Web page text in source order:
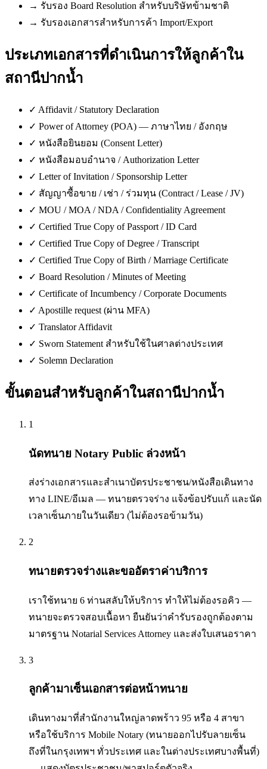
→ รับรอง Board Resolution สำหรับบริษัทข้ามชาติ
→ รับรองเอกสารสำหรับการค้า Import/Export
ประเภทเอกสารที่ดำเนินการให้ลูกค้าใน
สถานีปากน้ำ
✓ Affidavit / Statutory Declaration
✓ Power of Attorney (POA) — ภาษาไทย / อังกฤษ
✓ หนังสือยินยอม (Consent Letter)
✓ หนังสือมอบอำนาจ / Authorization Letter
✓ Letter of Invitation / Sponsorship Letter
✓ สัญญาซื้อขาย / เช่า / ร่วมทุน (Contract / Lease / JV)
✓ MOU / MOA / NDA / Confidentiality Agreement
✓ Certified True Copy of Passport / ID Card
✓ Certified True Copy of Degree / Transcript
✓ Certified True Copy of Birth / Marriage Certificate
✓ Board Resolution / Minutes of Meeting
✓ Certificate of Incumbency / Corporate Documents
✓ Apostille request (ผ่าน MFA)
✓ Translator Affidavit
✓ Sworn Statement สำหรับใช้ในศาลต่างประเทศ
✓ Solemn Declaration
ขั้นตอนสำหรับลูกค้าในสถานีปากน้ำ
1
นัดทนาย Notary Public ล่วงหน้า
ส่งร่างเอกสารและสำเนาบัตรประชาชน/หนังสือเดินทาง
ทาง LINE/อีเมล — ทนายตรวจร่าง แจ้งข้อปรับแก้ และนัด
เวลาเซ็นภายในวันเดียว (ไม่ต้องรอข้ามวัน)
2
ทนายตรวจร่างและขออัตราค่าบริการ
เราใช้ทนาย 6 ท่านสลับให้บริการ ทำให้ไม่ต้องรอคิว —
ทนายจะตรวจสอบเนื้อหา ยืนยันว่าคำรับรองถูกต้องตาม
มาตรฐาน Notarial Services Attorney และส่งใบเสนอราคา
3
ลูกค้ามาเซ็นเอกสารต่อหน้าทนาย
เดินทางมาที่สำนักงานใหญ่ลาดพร้าว 95 หรือ 4 สาขา
หรือใช้บริการ Mobile Notary (ทนายออกไปรับลายเซ็น
ถึงที่ในกรุงเทพฯ ทั่วประเทศ และในต่างประเทศบางพื้นที่)